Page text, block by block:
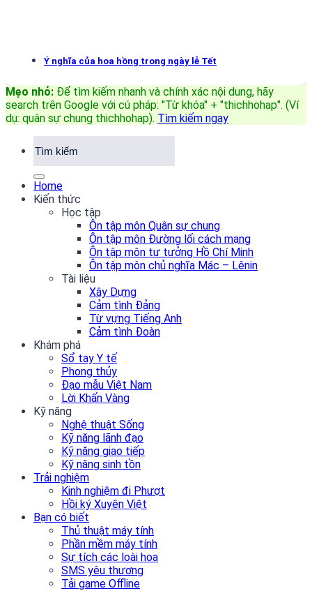
Ý nghĩa của hoa hồng trong ngày lễ Tết
Mẹo nhỏ: Để tìm kiếm nhanh và chính xác nội dung, hãy
search trên Google với cú pháp: "Từ khóa" + "thichhohap". (Ví
dụ: quân sự chung thichhohap). Tìm kiếm ngay
Home
Kiến thức
Học tập
Ôn tập môn Quân sự chung
Ôn tập môn Đường lối cách mạng
Ôn tập môn tư tưởng Hồ Chí Minh
Ôn tập môn chủ nghĩa Mác – Lênin
Tài liệu
Xây Dựng
Cảm tình Đảng
Từ vựng Tiếng Anh
Cảm tình Đoàn
Khám phá
Sổ tay Y tế
Phong thủy
Đạo mẫu Việt Nam
Lời Khấn Vàng
Kỹ năng
Nghệ thuật Sống
Kỹ năng lãnh đạo
Kỹ năng giao tiếp
Kỹ năng sinh tồn
Trải nghiệm
Kinh nghiệm đi Phượt
Hồi ký Xuyên Việt
Bạn có biết
Thủ thuật máy tính
Phần mềm máy tính
Sự tích các loài hoa
SMS yêu thương
Tải game Offline